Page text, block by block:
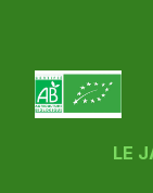
LE